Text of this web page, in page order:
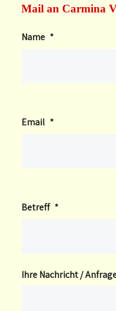
Mail an Carmina
Name *
Email *
Betreff *
Ihre Nachricht /